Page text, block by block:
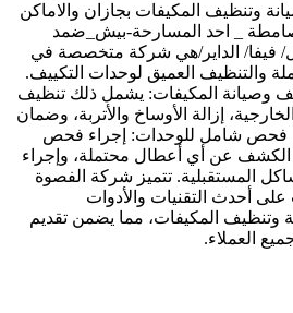
وتنظيف المكيفات بجازان والاماكن
_ احد المسارحة-بيش_ضمد
فيفا/ الداير/هي شركة متخصصة في
والتنظيف العميق لوحدات التكييف.
وصيانة المكيفات: يشمل ذلك تنظيف
إزالة الأوساخ والأتربة، وضمان
فحص شامل للوحدات: إجراء فحص
الكشف عن أي أعطال محتملة، وإجراء
المستقبلية. تتميز شركة الفصوة
على أحدث التقنيات والأدوات
وتنظيف المكيفات، مما يضمن تقديم
العملاء.